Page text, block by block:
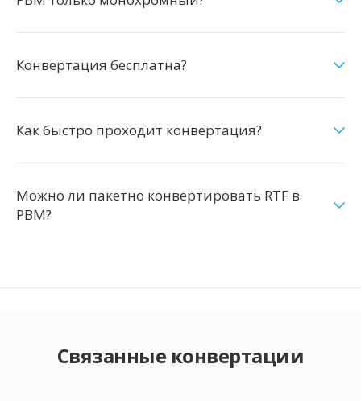
Конвертация бесплатна?
Как быстро проходит конвертация?
Можно ли пакетно конвертировать RTF в
PBM?
Связанные конвертации